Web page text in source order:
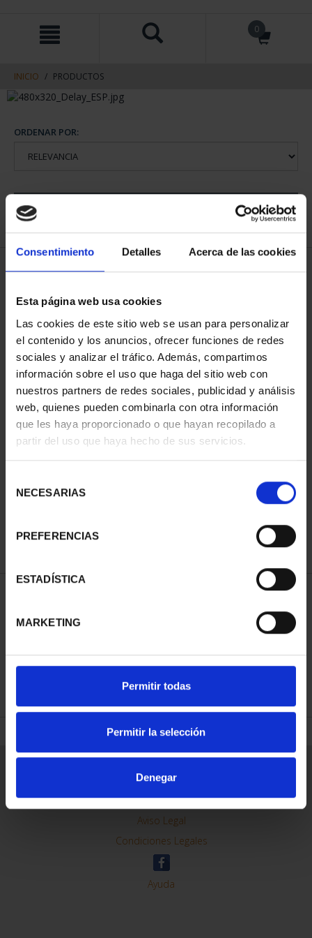
Consentimiento Detalles Acerca de las cookies
Esta página web usa cookies
Las cookies de este sitio web se usan para personalizar
el contenido y los anuncios, ofrecer funciones de redes
sociales y analizar el tráfico. Además, compartimos
información sobre el uso que haga del sitio web con
nuestros partners de redes sociales, publicidad y análisis
web, quienes pueden combinarla con otra información
que les haya proporcionado o que hayan recopilado a
partir del uso que haya hecho de sus servicios.
NECESARIAS
PREFERENCIAS
ESTADÍSTICA
MARKETING
Permitir todas
Permitir la selección
Denegar
contenido
navegacin
0
INICIO PRODUCTOS
ORDENAR POR:
1 Productos encontrados
73,00 €
REFINAR
Contacto
Preguntas Frequentes (FAQs)
Aviso Legal
Condiciones Legales
Ayuda